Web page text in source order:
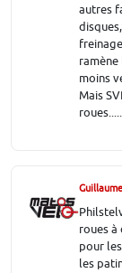
autres
moins
Mais
roues à
pour
les